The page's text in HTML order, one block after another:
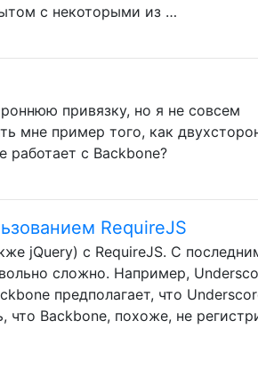
с некоторыми из …
привязку, но я не совсем
мне пример того, как
работает с Backbone?
RequireJS
jQuery) с RequireJS. С
сложно. Например,
предполагает, что
Backbone, похоже, не